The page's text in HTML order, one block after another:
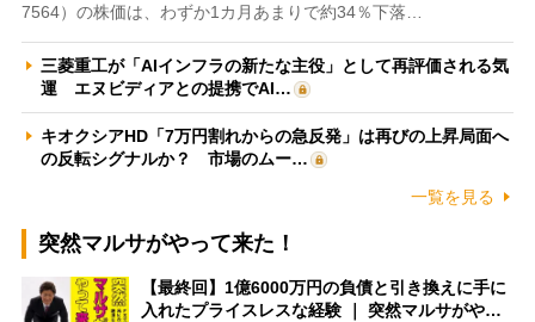
7564）の株価は、わずか1カ月あまりで約34％下落…
三菱重工が「AIインフラの新たな主役」として再評価される気
運 エヌビディアとの提携でAI…
キオクシアHD「7万円割れからの急反発」は再びの上昇局面へ
の反転シグナルか？ 市場のムー…
一覧を見る
突然マルサがやって来た！
【最終回】1億6000万円の負債と引き換えに手に
入れたプライスレスな経験 ｜ 突然マルサがや…